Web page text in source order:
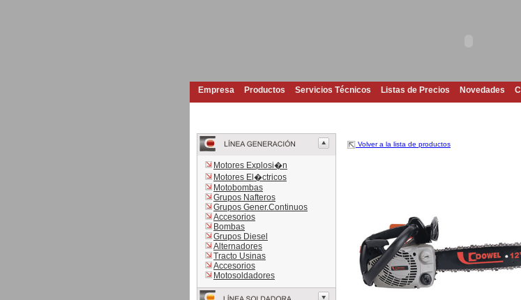
Empresa Productos Servicios Técnicos Listas de Precios Novedades
Motores Explosi�n
Motores El�ctricos
Motobombas
Grupos Nafteros
Grupos Gener.Continuos
Accesorios
Bombas
Grupos Diesel
Alternadores
Tracto Usinas
Accesorios
Motosoldadores
Volver a la lista de productos